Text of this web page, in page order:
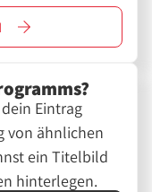
Eintrag
von ähnlichen
ein Titelbild
hinterlegen.